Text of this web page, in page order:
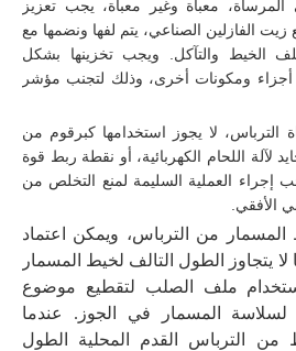
المرساة، معبأة وغير معبأة، يجب تعزيز
الفازلين الصناعي، يتم لفها ونضمها مع
الخيط والتآكل. ويجب تخزينها بشكل
أجزاء ومكونات أخرى، وذلك لتجنب مؤشر
الترباس، لا يجوز استخدامها كبرقوم من
لآلة اللحام الكهربائية، أو نقطة ربط قوة
إجراء العملية السليمة لمنع التخلص من
الأفقي.
من الترباس، ويمكن اعتماد
لا يتجاوز الطول التالف لخيط المسمار
ملف الصلب لتقطيع موضوع
لسلاسة المسمار في الجوز. عندما
الترباس القدم المحلية الطول